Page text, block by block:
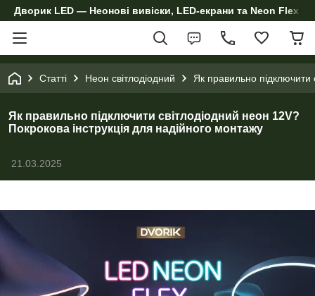
Дворик LED — Неонові вивіски, LED-екрани та Neon Flex
Статті Неон світлодіодний Як правильно підключити
Як правильно підключити світлодіодний неон 12V?
Покрокова інструкція для надійного монтажу
21.03.2025